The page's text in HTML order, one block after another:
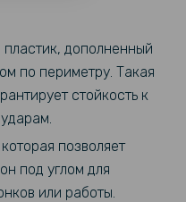
Samsung Galaxy A17 4G /
дополненный
по периметру. Такая
стойкость к
позволяет
под углом для
или работы.